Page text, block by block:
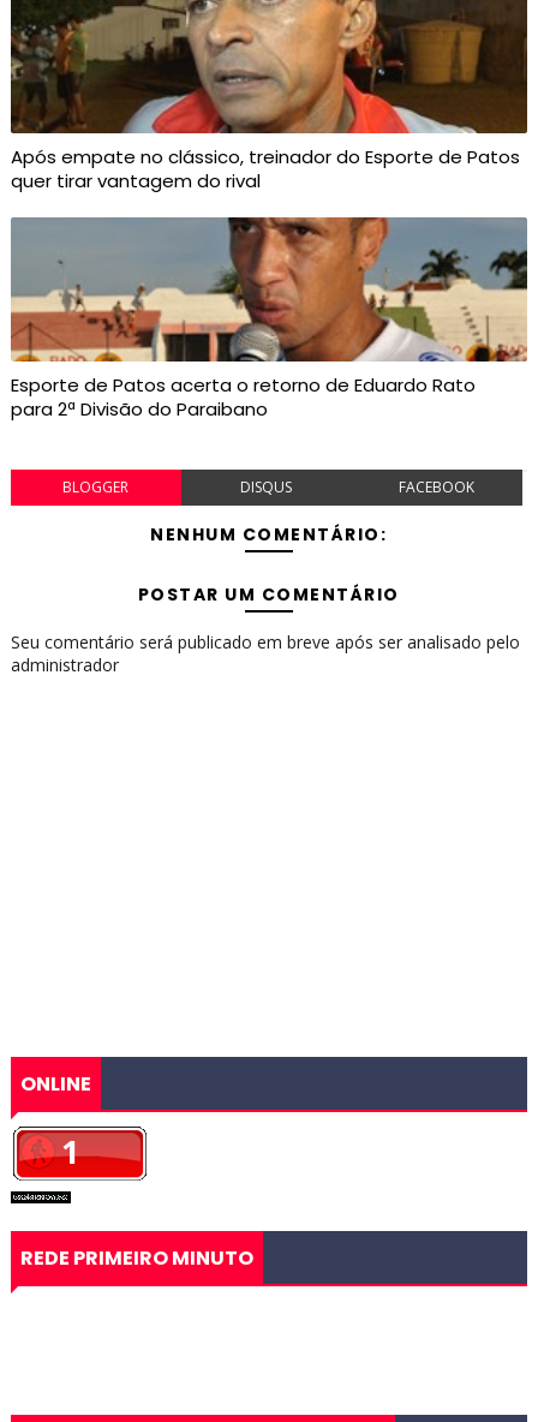
Após empate no clássico, treinador do Esporte de Patos
quer tirar vantagem do rival
Esporte de Patos acerta o retorno de Eduardo Rato
para 2ª Divisão do Paraibano
BLOGGER DISQUS FACEBOOK
NENHUM COMENTÁRIO:
POSTAR UM COMENTÁRIO
Seu comentário será publicado em breve após ser analisado pelo
administrador
ONLINE
REDE PRIMEIRO MINUTO